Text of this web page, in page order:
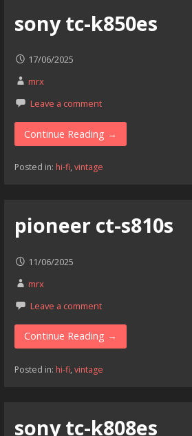
sony tc-k850es
17/06/2025
mrx
Leave a comment
Continue Reading →
Posted in: hi-fi, vintage
pioneer ct-s810s
11/06/2025
mrx
Leave a comment
Continue Reading →
Posted in: hi-fi, vintage
sony tc-k808es